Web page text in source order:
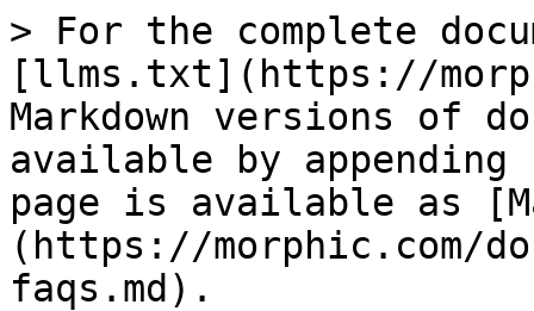
> For the complete
[llms.txt](https://
Markdown versions of
available by
page is available as
(https://morphic.com/
faqs.md).